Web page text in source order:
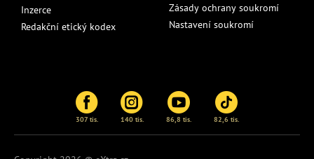
Inzerce
Redakční etický kodex
Zásady ochrany soukromí
Nastavení soukromí
307 tis. 140 tis. 86,8 tis. 82,6 tis.